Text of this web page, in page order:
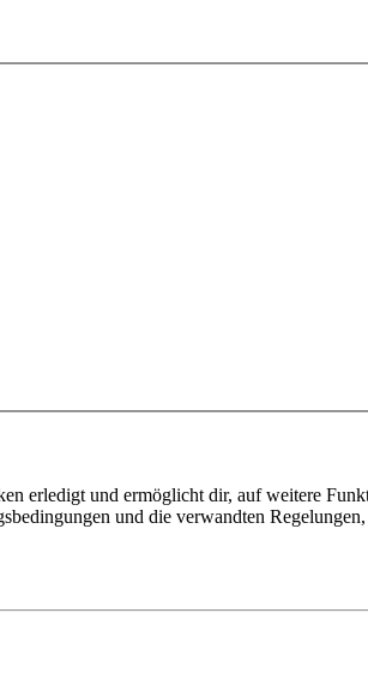
erledigt und ermöglicht dir, auf weitere
und die verwandten